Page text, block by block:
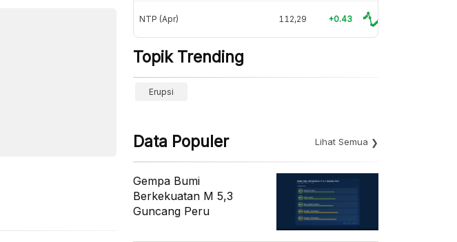
NTP (Apr) 112,29 +0.43
Topik Trending
Erupsi
Data Populer Lihat Semua
Gempa Bumi
Berkekuatan M 5,3
Guncang Peru